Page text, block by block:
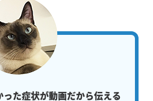
た症状が動画だから伝える